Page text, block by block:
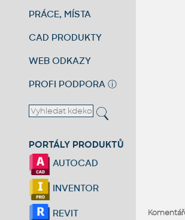
PRÁCE, MÍSTA
CAD PRODUKTY
WEB ODKAZY
PROFI PODPORA ⓘ
PORTÁLY PRODUKTŮ
AUTOCAD
INVENTOR
REVIT